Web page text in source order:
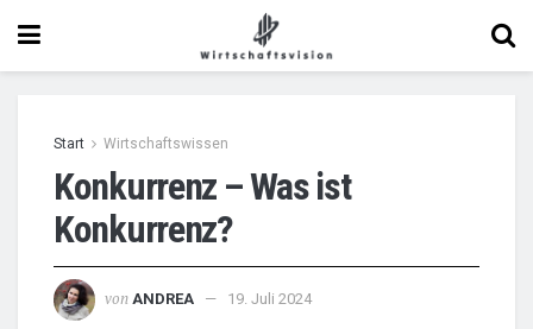
Start Wirtschaftswissen
Konkurrenz – Was ist
Konkurrenz?
von ANDREA 19. Juli 2024